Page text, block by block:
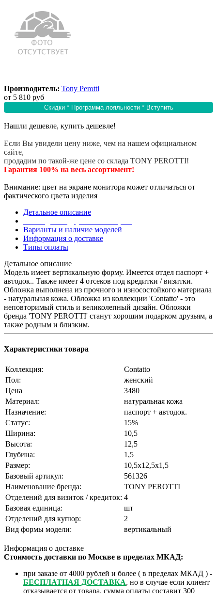
Производитель: Tony Perotti
от 5 810 руб
Скидки * Программа лояльности * Вступить
Нашли дешевле, купить дешевле!
Если Вы увидели цену ниже, чем на нашем официальном
сайте,
продадим по такой-же цене со склада TONY PEROTTI!
Гарантия 100% на весь ассортимент!
Внимание: цвет на экране монитора может отличаться от
фактического цвета изделия
Детальное описание
Варианты и наличие моделей
Информация о доставке
Типы оплаты
Детальное описание
Модель имеет вертикальную форму. Имеется отдел паспорт +
автодок.. Также имеет 4 отсеков под кредитки / визитки.
Обложка выполнена из прочного и износостойкого материала
- натуральная кожа. Обложка из коллекции 'Contatto' - это
неповторимый стиль и великолепный дизайн. Обложки
бренда 'TONY PEROTTI' станут хорошим подарком друзьям, а
также родным и близким.
Характеристики товара
Коллекция:
Contatto
Пол:
женский
Цена
3480
Материал:
натуральная кожа
Назначение:
паспорт + автодок.
Статус:
15%
Ширина:
10,5
Высота:
12,5
Глубина:
1,5
Размер:
10,5x12,5x1,5
Базовый артикул:
561326
Наименование бренда:
TONY PEROTTI
Отделений для визиток / кредиток: 4
Базовая единица:
шт
Отделений для купюр:
2
Вид формы модели:
вертикальный
Информация о доставке
Стоимость доставки по Москве в пределах МКАД:
при заказе от 4000 рублей и более ( в пределах МКАД ) -
БЕСПЛАТНАЯ ДОСТАВКА, но в случае если клиент
отказывается от товара, сумма оплаты составит 300